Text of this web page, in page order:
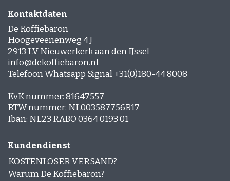
Kontaktdaten
De Koffiebaron
Hoogeveenenweg 4 J
2913 LV Nieuwerkerk aan den IJssel
info@dekoffiebaron.nl
Telefoon Whatsapp Signal +31(0)180-44 8008
KvK nummer: 81647557
BTW nummer: NL003587756B17
Iban: NL23 RABO 0364 0193 01
Kundendienst
KOSTENLOSER VERSAND?
Warum De Koffiebaron?